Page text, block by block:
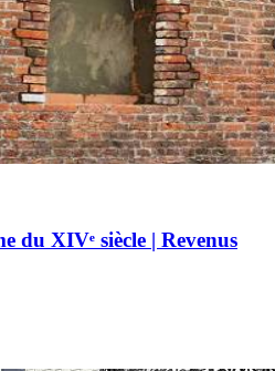
du XIVᵉ siècle | Revenus